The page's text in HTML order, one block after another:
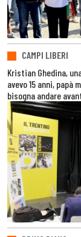
CAMPI LIBERI
Kristian Ghedina,
avevo 15 anni, papà
bisogna andare